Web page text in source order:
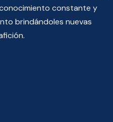
constante y
brindándoles nuevas